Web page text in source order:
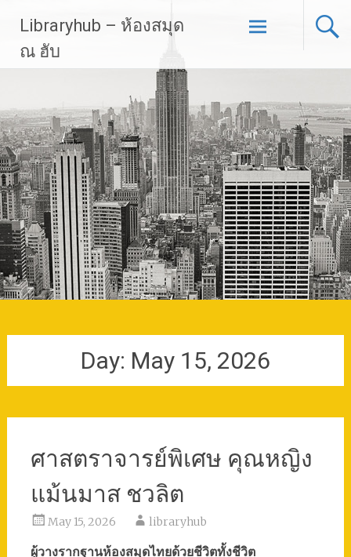
content
Libraryhub – ห้องสมุด
ณ ฮับ
Day: May 15, 2026
ศาสตราจารย์พิเศษ คุณหญิง
แม้นมาส ชวลิต
May 15, 2026 libraryhub
ผู้วางรากฐานห้องสมุดไทยด้วยชีวิตทั้งชีวิต